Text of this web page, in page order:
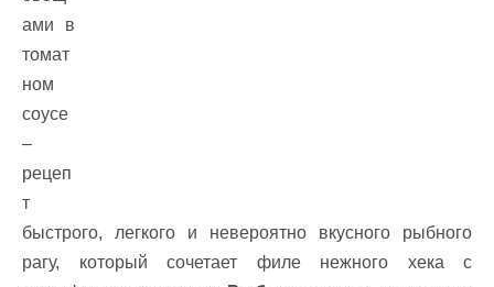
ами в
томат
ном
соусе
–
рецеп
т
быстрого, легкого и невероятно вкусного рыбного
рагу, который сочетает филе нежного хека с